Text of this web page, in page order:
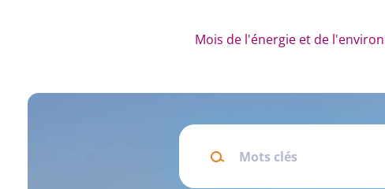
Mois de l'énergie et de
Mots